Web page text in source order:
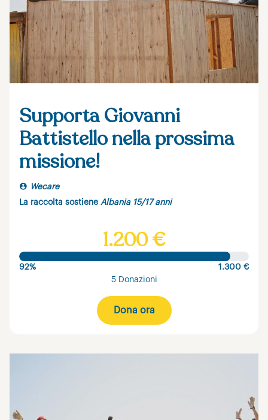
Supporta Giovanni
Battistello nella prossima
missione!
Wecare
La raccolta sostiene Albania 15/17 anni
1.200 €
92%
1.300 €
5 Donazioni
Dona ora